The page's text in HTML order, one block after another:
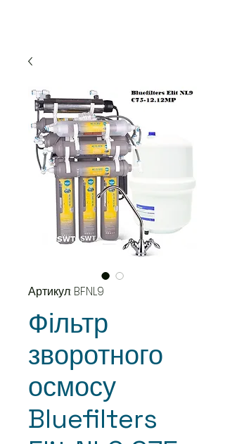
Артикул: BFNL9
Фільтр
зворотного
осмосу
Bluefilters